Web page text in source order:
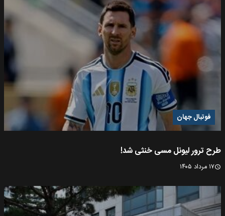
فوتبال جهان
طرح ترور لیونل مسی خنثی شد!
۱۷ مرداد ۱۴۰۵